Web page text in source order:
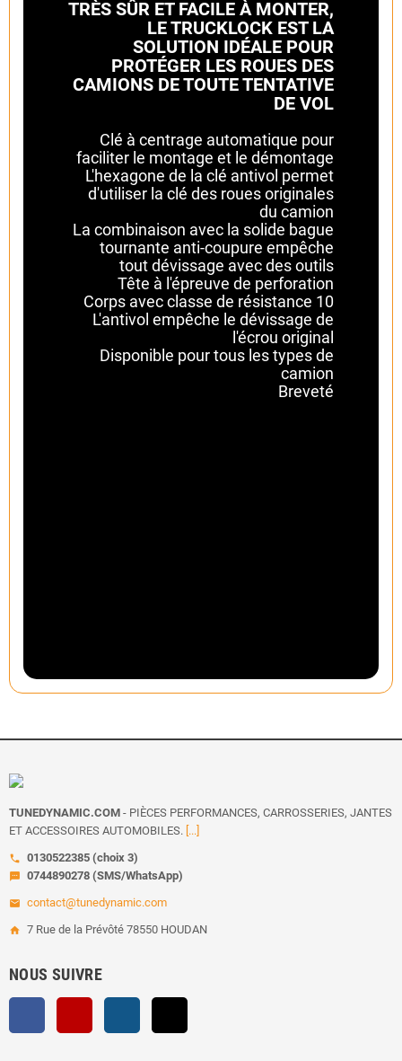
TRÈS SÛR ET FACILE À MONTER,
LE TRUCKLOCK EST LA
SOLUTION IDÉALE POUR
PROTÉGER LES ROUES DES
CAMIONS DE TOUTE TENTATIVE
DE VOL
Clé à centrage automatique pour
faciliter le montage et le démontage
L'hexagone de la clé antivol permet
d'utiliser la clé des roues originales
du camion
La combinaison avec la solide bague
tournante anti-coupure empêche
tout dévissage avec des outils
Tête à l'épreuve de perforation
Corps avec classe de résistance 10
L'antivol empêche le dévissage de
l'écrou original
Disponible pour tous les types de
camion
Breveté
TUNEDYNAMIC.COM - PIÈCES PERFORMANCES, CARROSSERIES, JANTES
ET ACCESSOIRES AUTOMOBILES. [...]
call 0130522385 (choix 3)
sms 0744890278 (SMS/WhatsApp)
email contact@tunedynamic.com
home 7 Rue de la Prévôté 78550 HOUDAN
NOUS SUIVRE
Facebook YouTube Instagram